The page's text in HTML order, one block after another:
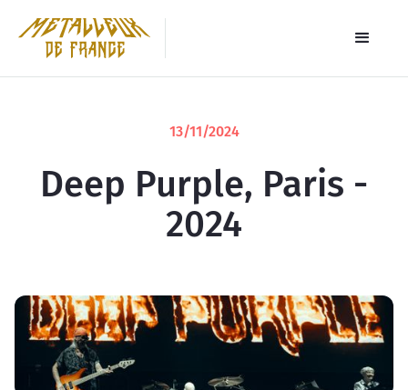
13/11/2024
Deep Purple, Paris -
2024